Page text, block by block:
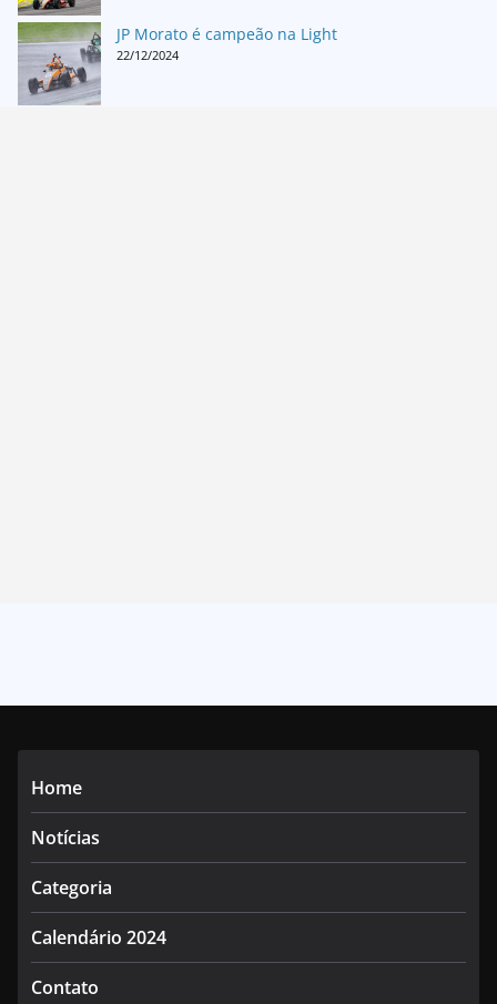
JP Morato é campeão na Light
22/12/2024
Home
Notícias
Categoria
Calendário 2024
Contato